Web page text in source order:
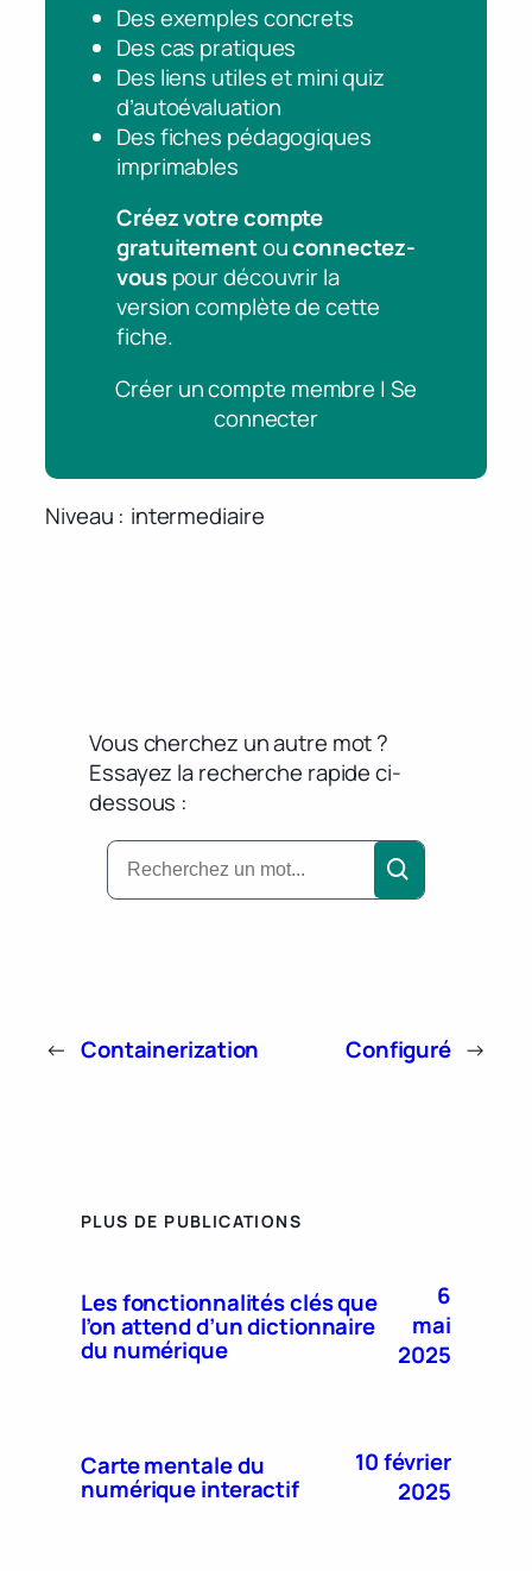
Des exemples concrets
Des cas pratiques
Des liens utiles et mini quiz
d’autoévaluation
Des fiches pédagogiques
imprimables
Créez votre compte
gratuitementouconnectez-
vouspour découvrir la
version complète de cette
fiche.
Créer un compte membre | Se
connecter
Niveau intermediaire
Vous cherchez un autre mot ?
Essayez la recherche rapide ci-
dessous :
← Containerization Configuré →
PLUS DE PUBLICATIONS
Les fonctionnalités clés que
l’on attend d’un dictionnaire
du numérique
6
mai
2025
Carte mentale du
numérique interactif
10 février
2025